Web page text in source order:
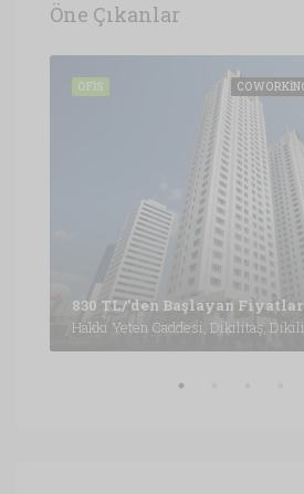
Öne Çıkanlar
OFIS
830 TL/'den Başlayan Fiyatlar